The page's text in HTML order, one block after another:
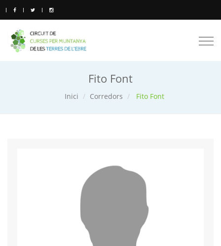
Fito Font
Inici Corredors Fito Font